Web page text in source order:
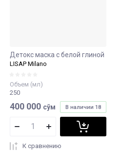
Детокс маска с белой глиной
LISAP Milano
Объем (мл)
250
В наличии 18
400 000 сўм
К сравнению